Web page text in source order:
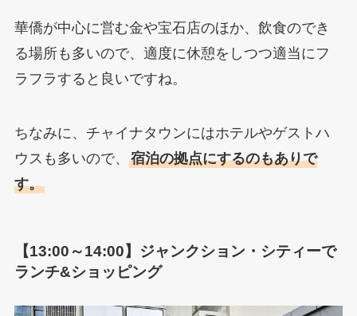
華僑が中心に営む金や宝石店のほか、飲食のでき
る場所も多いので、適度に休憩をしつつ適当にフ
ラフラすると良いですね。
ちなみに、チャイナタウンにはホテルやゲストハ
ウスも多いので、 宿泊の拠点にするのもありで
す。
【13:00～14:00】ジャンクション・シティーで
ランチ&ショッピング